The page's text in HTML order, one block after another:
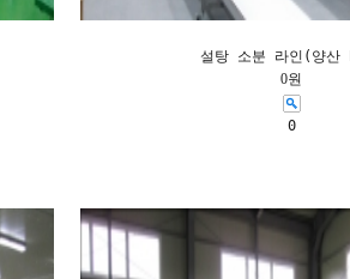
설탕 소분 라인(양산
0원
0